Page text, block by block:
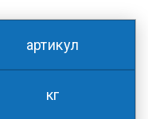
артикул
кг